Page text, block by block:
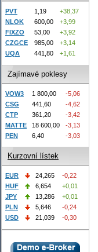
PVT 1,19
+38,37
NLOK
600,00
+3,99
FIXZO
53,00
+3,92
CZGCE
985,00
+3,14
UQA
441,80 +1,61
Zajímavé poklesy
VOW3 1 800,00
-5,06
CSG
441,60
-4,62
CTP
361,20
-3,42
MATTE
18 600,00
-3,13
PEN
6,40 -3,03
Kurzovní lístek
EUR 24,265
-0,22
HUF
6,654
+0,01
JPY
13,286
+0,01
PLN
5,646
-0,24
USD
21,039 -0,30